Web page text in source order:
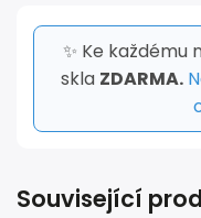
✨ Ke
skla ZDARMA.
Související